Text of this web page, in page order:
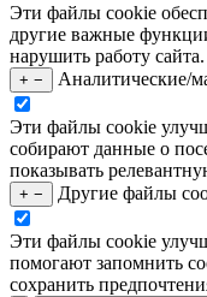
Эти файлы cookie
другие важные
нарушить работу сайта.
+ − Аналитические/
Эти файлы cookie
собирают данные о
показывать
+ − Другие файлы
Эти файлы cookie
помогают запомнить
сохранить